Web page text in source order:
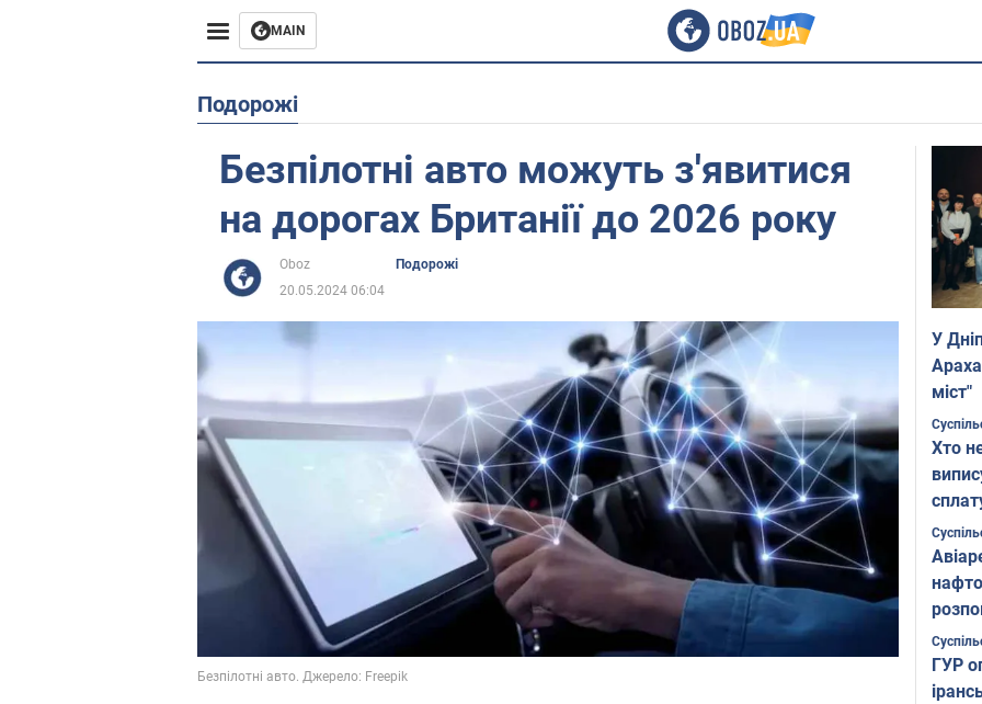
MAIN
Африка
Подорожі
Безпілотні авто можуть з'явитися
на дорогах Британії до 2026 року
Oboz
Подорожі
20.05.2024 06:04
Безпілотні авто. Джерело: Freepik
У
міст"
Хто
ГУР